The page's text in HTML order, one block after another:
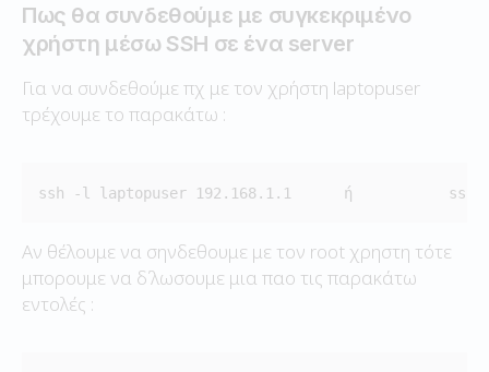
Πως θα συνδεθούμε με συγκεκριμένο
χρήστη μέσω SSH σε ένα server
Για να συνδεθούμε πχ με τον χρήστη laptopuser
τρέχουμε το παρακάτω :
ssh -l laptopuser 192.168.1.1      ή           ssh
Αν θέλουμε να σηνδεθουμε με τον root χρηστη τότε
μπορουμε να δ΄λωσουμε μια παο τις παρακάτω
εντολές :